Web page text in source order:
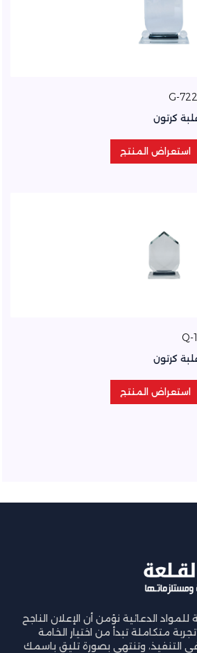
كرتون
استعراض المنتج
استعراض المنتج
كرتون
استعراض المنتج
استعراض المنتج
الدعائية نؤمن أن الإعلان الناجح
متكاملة تبدأ من اختيار الخامة
التنفيذ، وتنتهي بصورة تليق باسمك